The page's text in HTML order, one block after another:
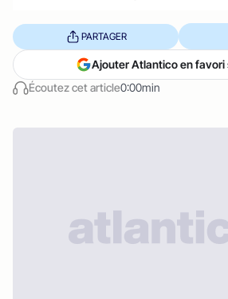
Écoutez cet article0:00min
PARTAGER
Ajouter Atlantico en favori